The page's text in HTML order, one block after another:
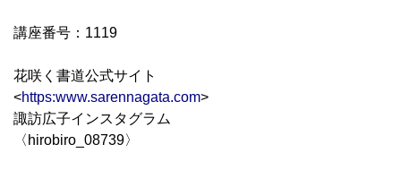
講座番号：1119
花咲く書道公式サイト
<https:www.sarennagata.com>
諏訪広子インスタグラム
〈hirobiro_08739〉